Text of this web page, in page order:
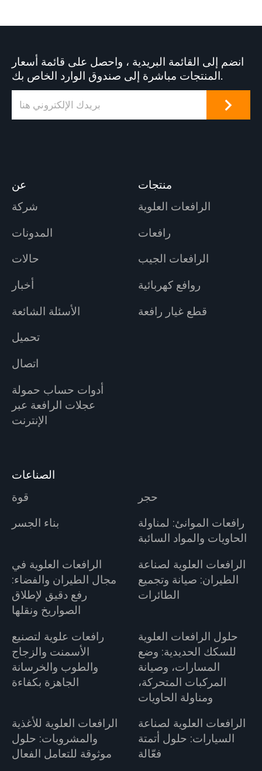
انضم إلى القائمة البريدية ، واحصل على قائمة أسعار
المنتجات مباشرة إلى صندوق الوارد الخاص بك.
عن
شركة
المدونات
حالات
أخبار
الأسئلة الشائعة
تحميل
اتصال
أدوات حساب حمولة
عجلات الرافعة عبر
الإنترنت
منتجات
الرافعات العلوية
رافعات
الرافعات الجيب
روافع كهربائية
قطع غيار رافعة
الصناعات
قوة
حجر
بناء الجسر
رافعات الموانئ: لمناولة
الحاويات والمواد السائبة
الرافعات العلوية في
مجال الطيران والفضاء:
رفع دقيق لإطلاق
الصواريخ ونقلها
الرافعات العلوية لصناعة
الطيران: صيانة وتجميع
الطائرات
رافعات علوية لتصنيع
الأسمنت والزجاج
والطوب والخرسانة
الجاهزة بكفاءة
حلول الرافعات العلوية
للسكك الحديدية: وضع
المسارات، وصيانة
المركبات المتحركة،
ومناولة الحاويات
الرافعات العلوية للأغذية
والمشروبات: حلول
موثوقة للتعامل الفعال
الرافعات العلوية لصناعة
السيارات: حلول أتمتة
فعّالة